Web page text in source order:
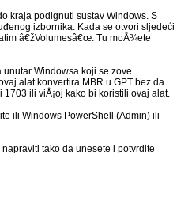
kraja podignuti sustav Windows. S
izbornika. Kada se otvori sljedeći
â€žVolumesâ€œ. Tu moÅ¾ete
Windowsa koji se zove
alat konvertira MBR u GPT bez da
ili viÅ¡oj kako bi koristili ovaj alat.
ili Windows PowerShell (Admin) ili
tako da unesete i potvrdite